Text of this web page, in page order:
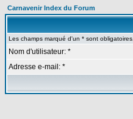
Carnavenir Index du Forum
Les champs marqué d'un * sont obligatoires.
Nom d'utilisateur: *
Adresse e-mail: *